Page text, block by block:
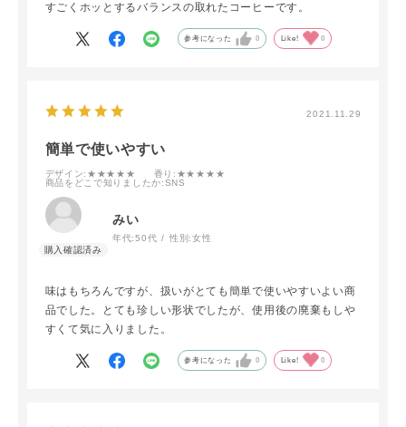
すごくホッとするバランスの取れたコーヒーです。
参考になった 0 Like! 0
2021.11.29
簡単で使いやすい
デザイン:★★★★★ 香り :★★★★★
商品をどこで知りましたか:SNS
みい
年代:50代 性別:女性
味はもちろんですが、扱いがとても簡単で使いやすいよい商
品でした。とても珍しい形状でしたが、使用後の廃棄もしや
すくて気に入りました。
参考になった 0 Like! 0